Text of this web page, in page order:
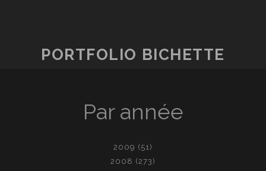
PORTFOLIO BICHETTE
Par année
2009 (51)
2008 (273)